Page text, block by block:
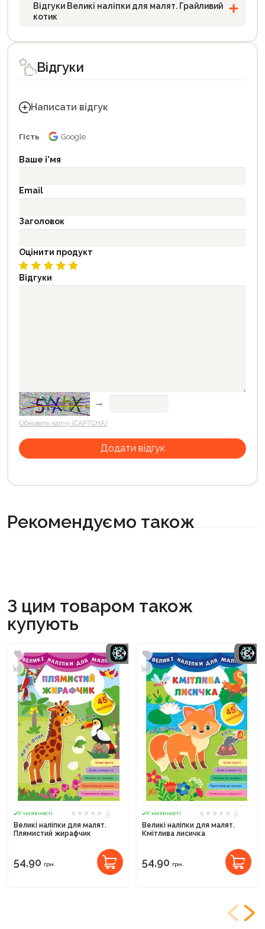
Відгуки Великі наліпки для малят. Грайливий
котик
Відгуки
Написати відгук
Гість Google
Ваше і'мя
Email
Заголовок
Оцінити продукт
Відгуки
→
Обновить капчу (CAPTCHA)
Рекомендуємо також
З цим товаром також
купують
У наявності
0
Великі наліпки для малят.
Плямистий жирафчик
54,90 грн.
У наявності
0
Великі наліпки для малят.
Кмітлива лисичка
54,90 грн.